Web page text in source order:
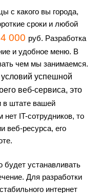
с какого вы города,
сроки и любой
4 000 руб. Разработка
и удобное меню. В
чем мы занимаемся.
успешной
веб-сервиса, это
в штате вашей
нет IT-сотрудников, то
веб-ресурса, его
устанавливать
Для разработки
интернет